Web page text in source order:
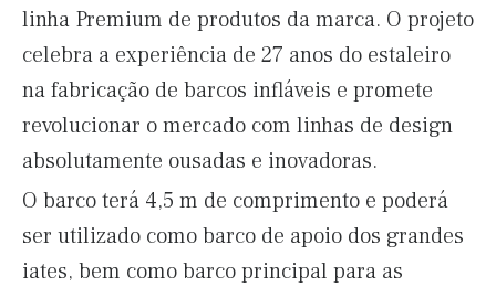
linha Premium de produtos da marca. O projeto
celebra a experiência de 27 anos do estaleiro
na fabricação de barcos infláveis e promete
revolucionar o mercado com linhas de design
absolutamente ousadas e inovadoras.
O barco terá 4,5 m de comprimento e poderá
ser utilizado como barco de apoio dos grandes
iates, bem como barco principal para as